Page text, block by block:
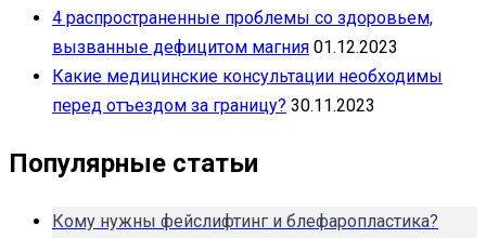
4 распространенные проблемы со здоровьем,
вызванные дефицитом магния 01.12.2023
Какие медицинские консультации необходимы
перед отъездом за границу? 30.11.2023
Популярные статьи
Кому нужны фейслифтинг и блефаропластика?